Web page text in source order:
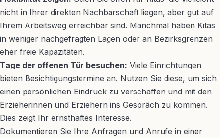
nicht in Ihrer direkten Nachbarschaft liegen, aber gut auf
Ihrem Arbeitsweg erreichbar sind. Manchmal haben Kitas
in weniger nachgefragten Lagen oder an Bezirksgrenzen
eher freie Kapazitäten.
Tage der offenen Tür besuchen: Viele Einrichtungen
bieten Besichtigungstermine an. Nutzen Sie diese, um sich
einen persönlichen Eindruck zu verschaffen und mit den
Erzieherinnen und Erziehern ins Gespräch zu kommen.
Dies zeigt Ihr ernsthaftes Interesse.
Dokumentieren Sie Ihre Anfragen und Anrufe in einer